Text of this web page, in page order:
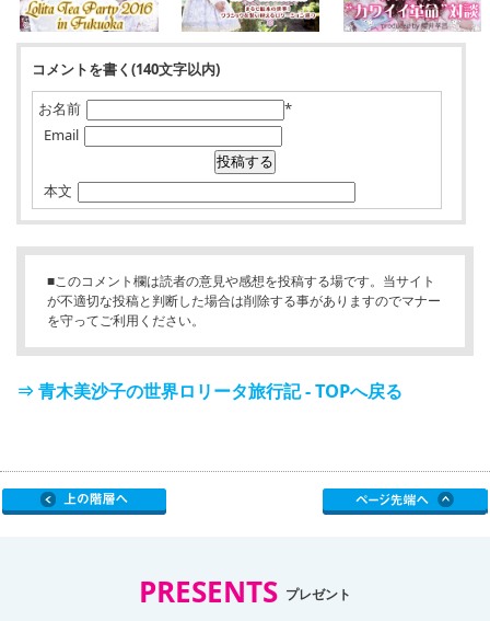
コメントを書く(140文字以内)
お名前
*
Email
本文
■このコメント欄は読者の意見や感想を投稿する場です。当サイト
が不適切な投稿と判断した場合は削除する事がありますのでマナー
を守ってご利用ください。
⇒ 青木美沙子の世界ロリータ旅行記 - TOPへ戻る
PRESENTS プレゼント